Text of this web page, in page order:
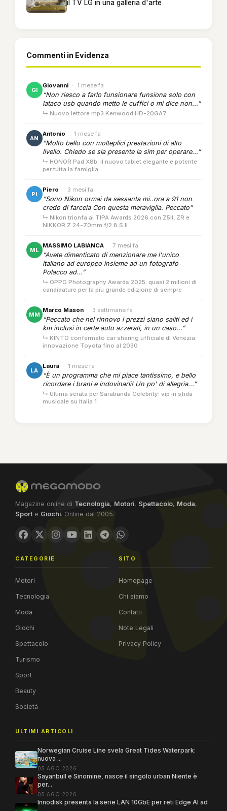
il TV LG in una galleria d'arte
Commenti in Evidenza
GI
Giovanni · 1 mese fa
“Non riesco a farlo funsionare funsiona solo con
lataco usb quando metto le cuffici o mi dice non...”
↳ Nuovo lettore mp3 Kenwood HD-20GA7
AN
Antonio · 1 mese fa
“Molto bello con molteplici prestazioni di alto
livello. Chiedo se sia presente la sim per operare...”
↳ HONOR Pad X8b: il nuovo tablet elegante e potente
per tutta la famiglia
PI
Piero · 3 mesi fa
“Sono Nikon ormai da sessanta mi..ora a 91 non
credo di farcela Con questa meraviglia. Peccato”
↳ Nikon trionfa ai TIPA Awards 2026 con Z5II, ZR e
NIKKOR Z 24-70mm f/2.8 S II
ML
MASSIMO LABIANCA · 7 mesi fa
“Avete dimenticato di menzionare me l'unico
italiano ad europeo insieme ad un fotografo
Polacco ad...”
↳ OPPO Photography Awards 2025: quasi 2 milioni di
candidature per la più grande edizione di sempre
MM
Marco Mason · 3 settimane fa
“Peccato che nel rinnovo i prezzi siano saliti ed i
km inclusi in certe auto azzerati, in un caso...”
↳ KINTO confermato car sharing ufficiale di Venezia:
innovazione Toyota fino al 2030
LA
Laura · 1 mese fa
“È un programma che mi piace tantissimo, e bello
ricordare i brani e indovinarli! Un po' di allegria...”
↳ Ultima serata per Sarabanda Celebrity: vip in sfida
musicale su Italia 1
Magazine online di Tecnologia, Motori, Spettacolo, Moda,
Sport e Giochi. Online dal 2005.
CATEGORIE
Motori
Tecnologia
Moda
Giochi
Spettacolo
Turismo
Sport
Beauty
Società
SITO
Homepage
Chi siamo
Contatti
Note Legali
Privacy Policy
ULTIMI ARTICOLI
Norwegian Cruise Line svela Great Tides Waterpark:
nuova ...
05 AGO 2026
Sayanbull e Sinomine, nasce il singolo urban Niente è
per...
05 AGO 2026
Innodisk presenta la serie LAN 10GbE per reti Edge AI ad